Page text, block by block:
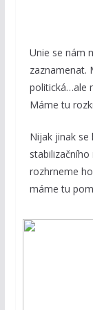
Unie se nám
zaznamenat.
politická…ale
Máme tu
Nijak jinak se
rozhrneme
máme tu